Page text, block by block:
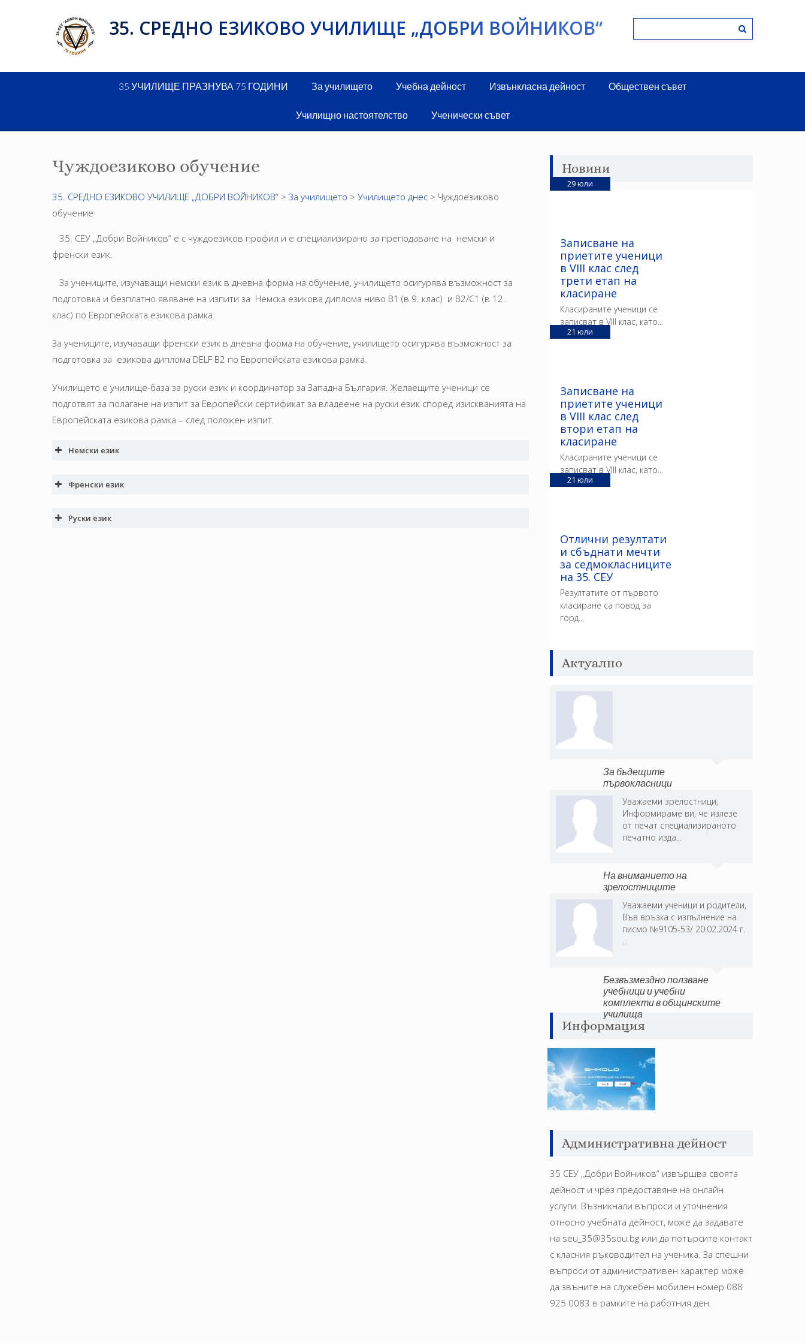
35. СРЕДНО ЕЗИКОВО УЧИЛИЩЕ „ДОБРИ ВОЙНИКОВ“
35 УЧИЛИЩЕ ПРАЗНУВА 75 ГОДИНИ За училището Учебна дейност Извънкласна дейност Обществен съвет
Училищно настоятелство Ученически съвет
Чуждоезиково обучение
35. СРЕДНО ЕЗИКОВО УЧИЛИЩЕ „ДОБРИ ВОЙНИКОВ“ > За училището > Училището днес > Чуждоезиково
обучение
35. СЕУ „Добри Войников“ е с чуждоезиков профил и е специализирано за преподаване на немски и
френски език.
За учениците, изучаващи немски език в дневна форма на обучение, училището осигурява възможност за
подготовка и безплатно явяване на изпити за Немска езикова диплома ниво В1 (в 9. клас) и В2/С1 (в 12.
клас) по Европейската езикова рамка.
За учениците, изучаващи френски език в дневна форма на обучение, училището осигурява възможност за
подготовка за езикова диплома DELF B2 по Европейската езикова рамка.
Училището е училище-база за руски език и координатор за Западна България. Желаещите ученици се
подготвят за полагане на изпит за Европейски сертификат за владеене на руски език според изискванията на
Европейската езикова рамка – след положен изпит.
Немски език
Френски език
Руски език
Новини
29юли
Записване на
приетите ученици
в VIII клас след
трети етап на
класиране
Класираните ученици се
записват в VIII клас, като...
21 юли
Записване на
приетите ученици
в VIII клас след
втори етап на
класиране
Класираните ученици се
записват в VIII клас, като...
21 юли
Отлични резултати
и сбъднати мечти
за седмокласниците
на 35. СЕУ
Резултатите от първото
класиране са повод за
горд...
Актуално
За бъдещите
първокласници
Уважаеми зрелостници,
Информираме ви, че излезе
от печат специализираното
печатно изда...
На вниманието на
зрелостниците
Уважаеми ученици и родители,
Във връзка с изпълнение на
писмо №9105-53/ 20.02.2024 г.
...
Безвъзмездно ползване
учебници и учебни
комплекти в общинските
училища
Информация
Административна дейност
35 СЕУ „Добри Войников“ извършва своята
дейност и чрез предоставяне на онлайн
услуги. Възникнали въпроси и уточнения
относно учебната дейност, може да задавате
на seu_35@35sou.bg или да потърсите контакт
с класния ръководител на ученика. За спешни
въпроси от административен характер може
да звъните на служебен мобилен номер 088
925 0083 в рамките на работния ден.